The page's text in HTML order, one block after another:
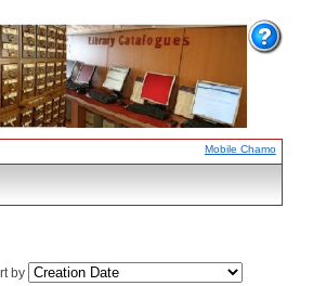
Mobile Chamo
by